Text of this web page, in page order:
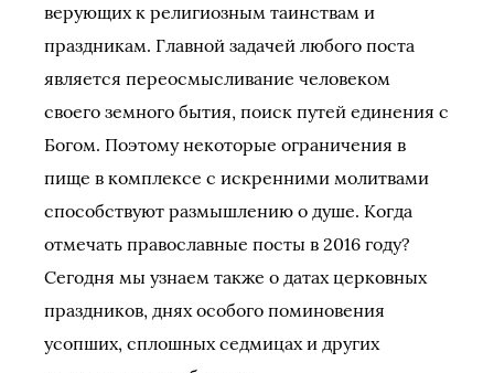
верующих к религиозным таинствам и
праздникам. Главной задачей любого поста
является переосмысливание человеком
своего земного бытия, поиск путей единения с
Богом. Поэтому некоторые ограничения в
пище в комплексе с искренними молитвами
способствуют размышлению о душе. Когда
отмечать православные посты в 2016 году?
Сегодня мы узнаем также о датах церковных
праздников, днях особого поминовения
усопших, сплошных седмицах и других